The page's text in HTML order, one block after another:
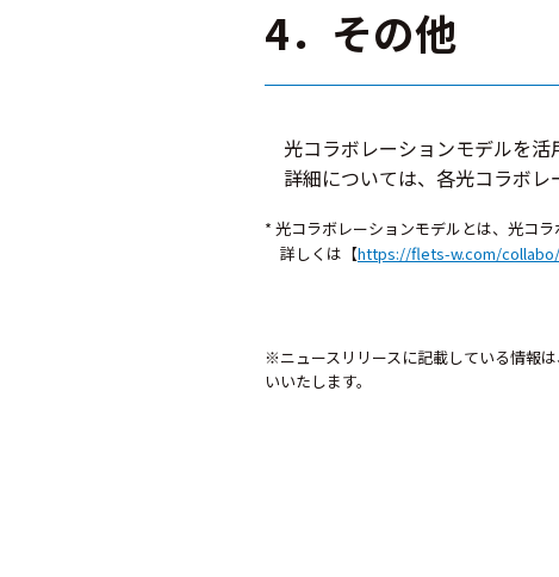
4．その他
光コラボレーションモデルを活
詳細については、各光コラボレ
* 光コラボレーションモデルとは、光コラ
詳しくは【https://flets-w.com/collabo/
※ニュースリリースに記載している情報
いいたします。